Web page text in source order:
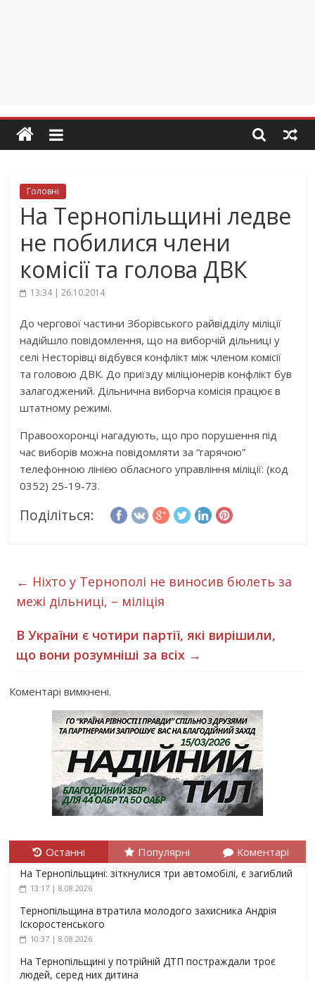
Головні
На Тернопільщині ледве
не побилися члени
комісії та голова ДВК
13:34 | 26.10.2014
До чергової частини Зборівського райвідділу міліції
надійшло повідомлення, що на виборчій дільниці у
селі Несторівці відбувся конфлікт між членом комісії
та головою ДВК. До приїзду міліціонерів конфлікт був
залагоджений. Дільнична виборча комісія працює в
штатному режимі.
Правоохоронці нагадують, що про порушення під
час виборів можна повідомляти за “гарячою”
телефонною лінією обласного управління міліції: (код
0352) 25-19-73.
Поділіться:
← Ніхто у Тернополі не виносив бюлеть за
межі дільниці, – міліція
В України є чотири партії, які вирішили,
що вони розумніші за всіх →
Коментарі вимкнені.
Останні Популярні Коментарі
На Тернопільщині: зіткнулися три автомобілі, є загиблий
13:17 | 8.08.2026
Тернопільщина втратила молодого захисника Андрія
Іскоростенського
10:37 | 8.08.2026
На Тернопільщині у потрійній ДТП постраждали троє
людей, серед них дитина